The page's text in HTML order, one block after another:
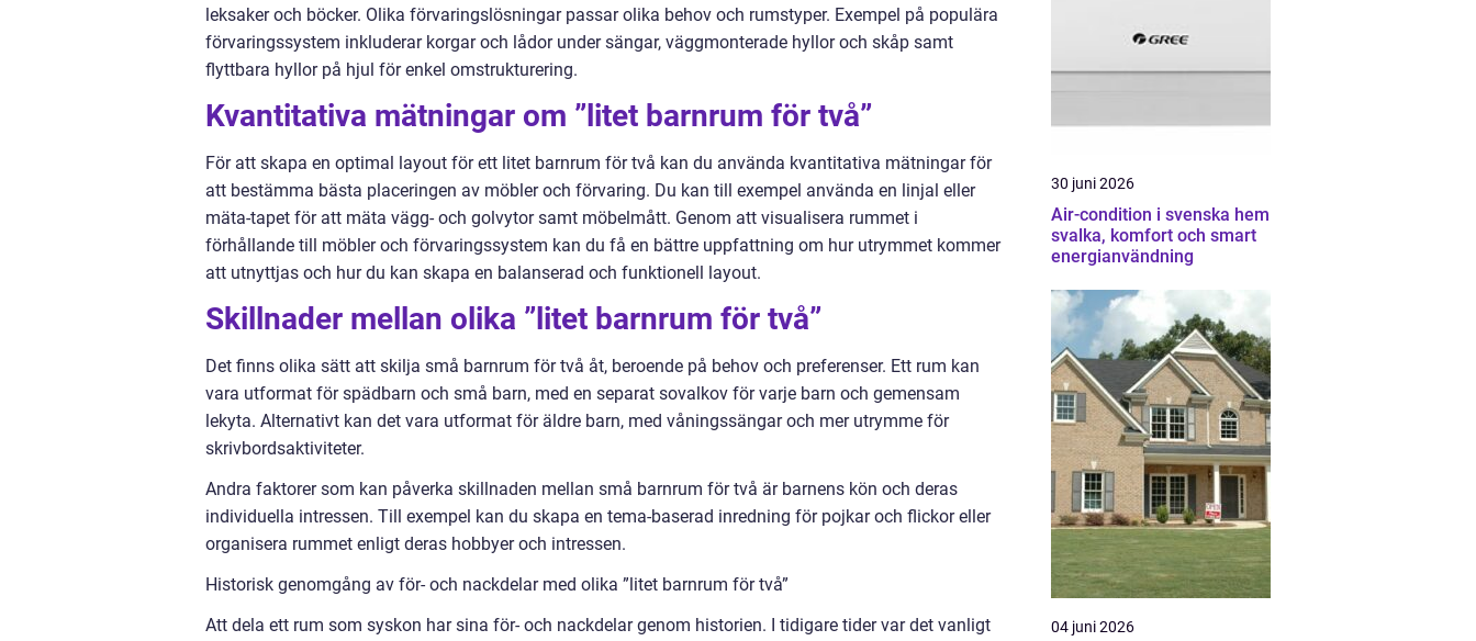
leksaker och böcker. Olika förvaringslösningar passar olika behov och rumstyper. Exempel på populära
förvaringssystem inkluderar korgar och lådor under sängar, väggmonterade hyllor och skåp samt
flyttbara hyllor på hjul för enkel omstrukturering.
Kvantitativa mätningar om ”litet barnrum för två”
För att skapa en optimal layout för ett litet barnrum för två kan du använda kvantitativa mätningar för
att bestämma bästa placeringen av möbler och förvaring. Du kan till exempel använda en linjal eller
mäta-tapet för att mäta vägg- och golvytor samt möbelmått. Genom att visualisera rummet i
förhållande till möbler och förvaringssystem kan du få en bättre uppfattning om hur utrymmet kommer
att utnyttjas och hur du kan skapa en balanserad och funktionell layout.
Skillnader mellan olika ”litet barnrum för två”
Det finns olika sätt att skilja små barnrum för två åt, beroende på behov och preferenser. Ett rum kan
vara utformat för spädbarn och små barn, med en separat sovalkov för varje barn och gemensam
lekyta. Alternativt kan det vara utformat för äldre barn, med våningssängar och mer utrymme för
skrivbordsaktiviteter.
Andra faktorer som kan påverka skillnaden mellan små barnrum för två är barnens kön och deras
individuella intressen. Till exempel kan du skapa en tema-baserad inredning för pojkar och flickor eller
organisera rummet enligt deras hobbyer och intressen.
Historisk genomgång av för- och nackdelar med olika ”litet barnrum för två”
Att dela ett rum som syskon har sina för- och nackdelar genom historien. I tidigare tider var det vanligt
30 juni 2026
Air-condition i svenska hem
svalka, komfort och smart
energianvändning
04 juni 2026